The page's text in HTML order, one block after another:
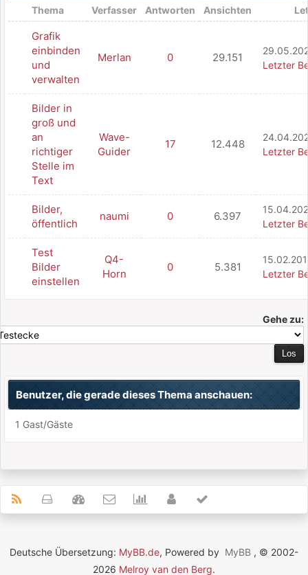
Thema Verfasser Antworten Ansichten
Grafik
einbinden
und
verwalten
Merlan 0 29.151
Letzter
Bilder in
groß und
an
richtiger
Stelle im
Text
Wave-
Guider
17 12.448
Letzter
Bilder,
öffentlich
naumi 0 6.397
Letzter
Test
Bilder
einstellen
Q4-
Horn
0 5.381
Letzter
Gehe zu:
Benutzer, die gerade dieses Thema anschauen:
1 Gast/Gäste
Deutsche Übersetzung: MyBB.de, Powered by MyBB , © 2002-
2026 Melroy van den Berg.